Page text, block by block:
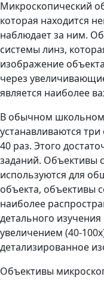
Микроскопический
которая находится
наблюдает за ним.
системы линз,
изображение
через
является наиболее
В обычном
устанавливаются
40 раз. Этого
заданий. Объективы
используются для
объекта, объективы
наиболее
детального
увеличением (40-
детализированное
Объективы